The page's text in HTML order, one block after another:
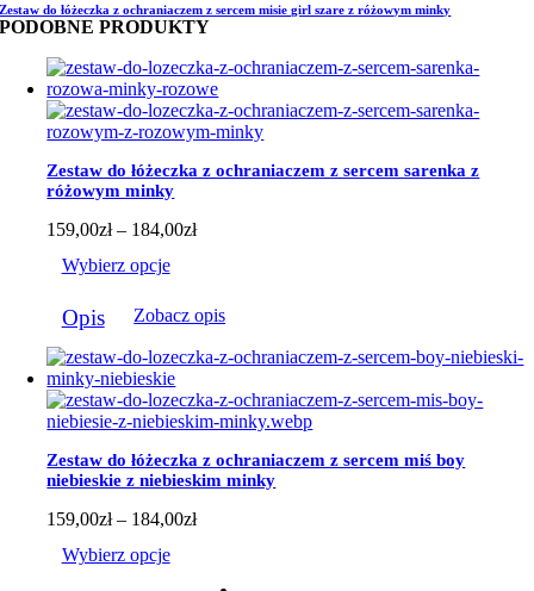
od
159,00zł
do
184,00zł
Zestaw do łóżeczka z ochraniaczem z sercem misie girl szare z różowym minky
PODOBNE PRODUKTY
Zestaw do łóżeczka z ochraniaczem z sercem sarenka z
różowym minky
159,00zł – 184,00złZakres
do
Wybierz opcje
produkt
ma
wiele
wariantów.
Opcje
można
wybrać
na
stronie
produktu
Opis Zobacz opis
Zestaw do łóżeczka z ochraniaczem z sercem miś boy
niebieskie z niebieskim minky
159,00zł – 184,00złZakres
Wybierz opcje